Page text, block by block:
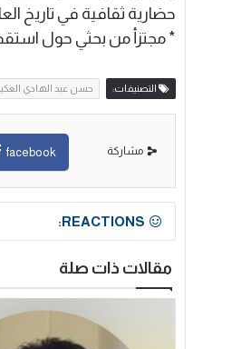
حضارية ثقافية في تاريخ
* مجتزأ من بحثي حول
التصنيفات: حسن عبد الهادي
مشاركة facebook
REACTIONS:
مقالات ذات صلة